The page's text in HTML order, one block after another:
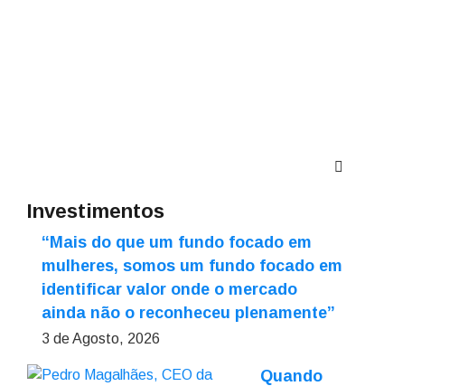
Investimentos
“Mais do que um fundo focado em
mulheres, somos um fundo focado em
identificar valor onde o mercado
ainda não o reconheceu plenamente”
3 de Agosto, 2026
Quando